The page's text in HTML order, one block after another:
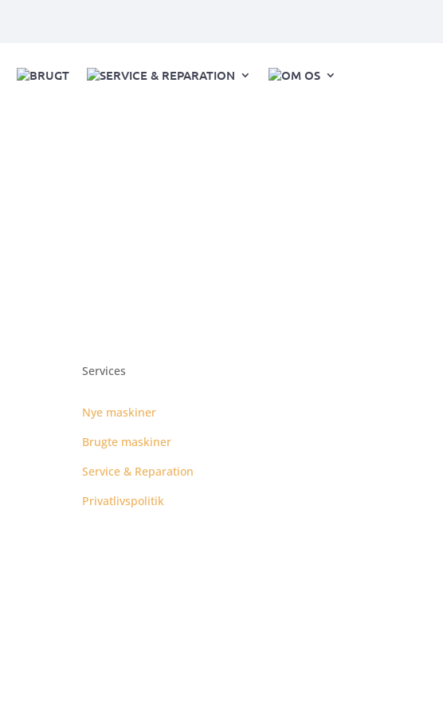
BRUGT SERVICE & REPARATION OM OS
Services
Nye maskiner
Brugte maskiner
Service & Reparation
Privatlivspolitik